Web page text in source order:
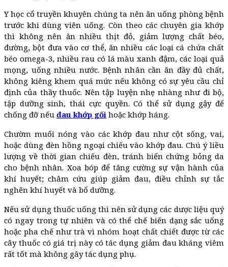
Y học cổ truyền khuyên chúng ta nên ăn uống phòng bệnh
trước khi dùng viên uống. Còn theo các chuyên gia khớp
thì không nên ăn nhiều thịt đỏ, giảm lượng chất béo,
đường, bột đưa vào cơ thể, ăn nhiều các loại cá chứa chất
béo omega-3, nhiều rau có lá màu xanh đậm, các loại quả
mọng, uống nhiều nước. Bệnh nhân cần ăn đầy đủ chất,
không kiêng khem quá mức nếu không có sự yêu cầu chỉ
định của thầy thuốc. Nên tập luyện nhẹ nhàng như đi bộ,
tập dưỡng sinh, thái cực quyền. Có thể sử dụng gậy để
chống đỡ nếu đau khớp gối hoặc khớp háng.
Chườm muối nóng vào các khớp đau như cột sống, vai,
hoặc dùng đèn hồng ngoại chiếu vào khớp đau. Chú ý liều
lượng về thời gian chiếu đèn, tránh biến chứng bỏng da
cho bệnh nhân. Xoa bóp để tăng cường sự vận hành của
khí huyết; châm cứu giúp giảm đau, điều chỉnh sự tắc
nghẽn khí huyết và bổ dưỡng.
Nếu sử dụng thuốc uống thì nên sử dụng các dược liệu quý
có ngay trong tự nhiên và có thể chế biến dạng sắc uống
hoặc pha chế như trà vì nhóm hoạt chất chiết được từ các
cây thuốc có giá trị này có tác dụng giảm đau kháng viêm
rất tốt mà không gây tác dụng phụ.